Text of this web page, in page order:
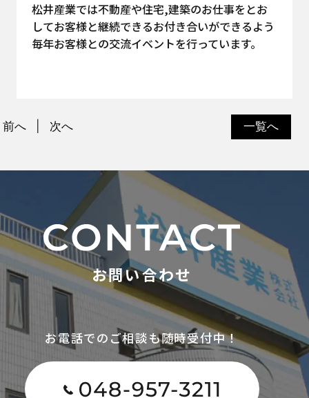
松井産業では不動産や住宅,建築のお仕事をとお
してお客様と継続できるお付き合いができるよう
毎年お客様との交流イベントを行っています。
一覧へ
前へ 次へ
お問い合わせ
お電話でのご相談も随時受付中！